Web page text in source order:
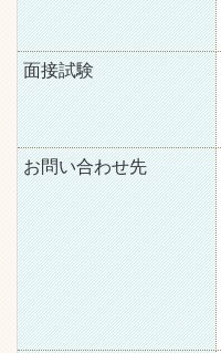
面接試験
お問い合わせ先